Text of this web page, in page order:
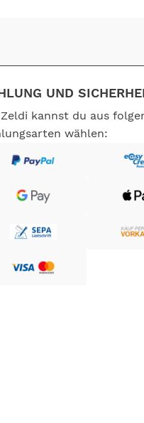
UND
Zeldi kannst du aus
wählen: